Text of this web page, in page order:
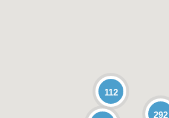
292
112